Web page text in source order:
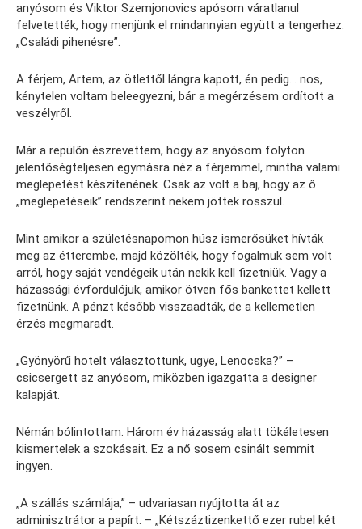
anyósom és Viktor Szemjonovics apósom váratlanul
felvetették, hogy menjünk el mindannyian együtt a tengerhez.
„Családi pihenésre”.
A férjem, Artem, az ötlettől lángra kapott, én pedig… nos,
kénytelen voltam beleegyezni, bár a megérzésem ordított a
veszélyről.
Már a repülőn észrevettem, hogy az anyósom folyton
jelentőségteljesen egymásra néz a férjemmel, mintha valami
meglepetést készítenének. Csak az volt a baj, hogy az ő
„meglepetéseik” rendszerint nekem jöttek rosszul.
Mint amikor a születésnapomon húsz ismerősüket hívták
meg az étterembe, majd közölték, hogy fogalmuk sem volt
arról, hogy saját vendégeik után nekik kell fizetniük. Vagy a
házassági évfordulójuk, amikor ötven fős bankettet kellett
fizetnünk. A pénzt később visszaadták, de a kellemetlen
érzés megmaradt.
„Gyönyörű hotelt választottunk, ugye, Lenocska?” –
csicsergett az anyósom, miközben igazgatta a designer
kalapját.
Némán bólintottam. Három év házasság alatt tökéletesen
kiismertelek a szokásait. Ez a nő sosem csinált semmit
ingyen.
„A szállás számlája,” – udvariasan nyújtotta át az
adminisztrátor a papírt. – „Kétszáztizenkettő ezer rubel két